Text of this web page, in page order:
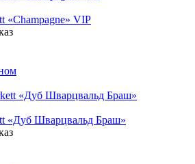
«Champagne» VIP
«Дуб Шварцвальд Браш»